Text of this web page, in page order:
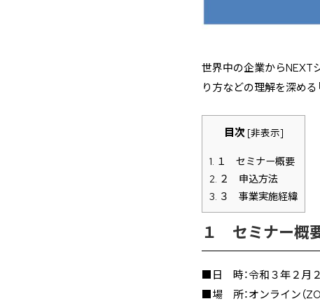
世界中の企業からNEXT
り方などの理解を深める
目次 [非表示]
1. １ セミナー概要
2. ２ 申込方法
3. ３ 事業実施経緯
１ セミナー概
■日 時：令和３年２月２
■場 所：オンライン（